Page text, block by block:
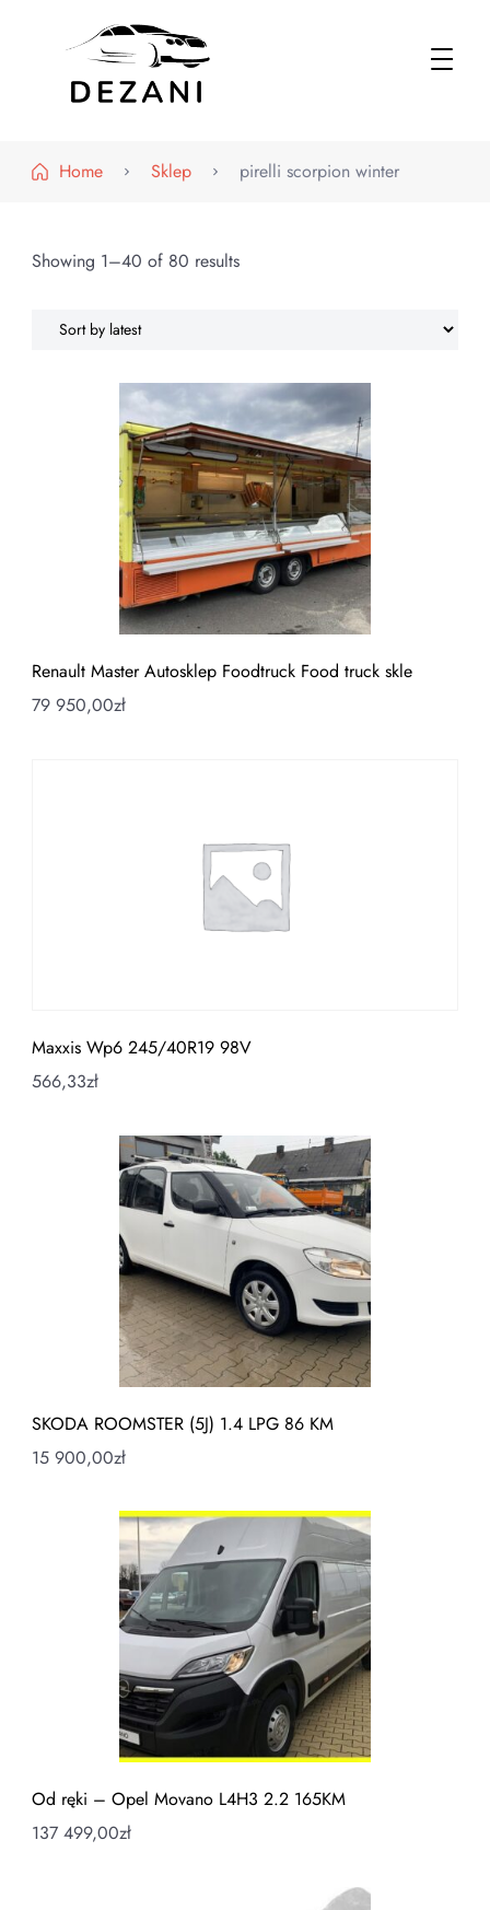
Home
Sklep pirelli scorpion winter
Showing 1–40 of 80 results
Renault Master Autosklep Foodtruck Food truck skle
79 950,00zł
Maxxis Wp6 245/40R19 98V
566,33zł
SKODA ROOMSTER (5J) 1.4 LPG 86 KM
15 900,00zł
Od ręki – Opel Movano L4H3 2.2 165KM
137 499,00zł